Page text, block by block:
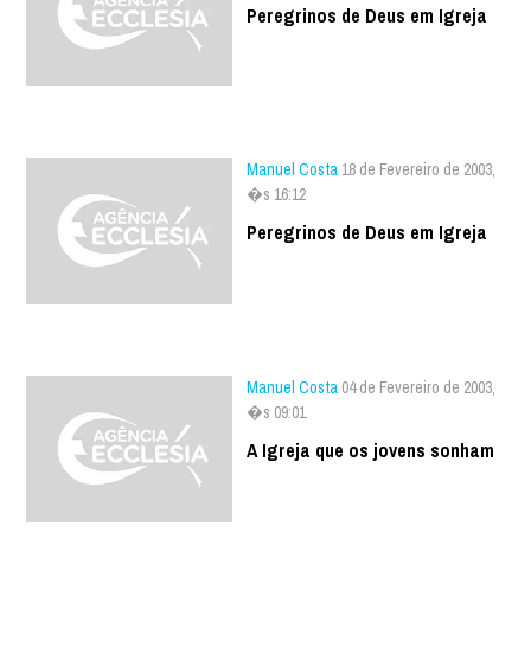
Peregrinos de Deus em Igreja
Manuel Costa 18 de Fevereiro de 2003,
�s 16:12
Peregrinos de Deus em Igreja
Manuel Costa 04 de Fevereiro de 2003,
�s 09:01
A Igreja que os jovens sonham